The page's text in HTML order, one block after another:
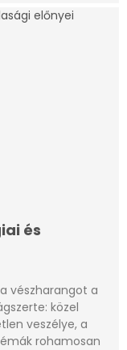
és
vészharangot a
közel
veszélye, a
rohamosan